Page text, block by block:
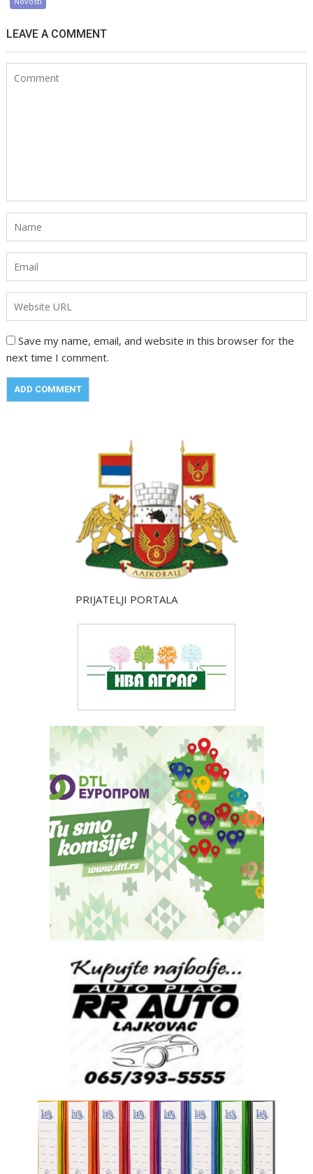
LEAVE A COMMENT
Save my name, email, and website in this browser for the
next time I comment.
PRIJATELJI PORTALA